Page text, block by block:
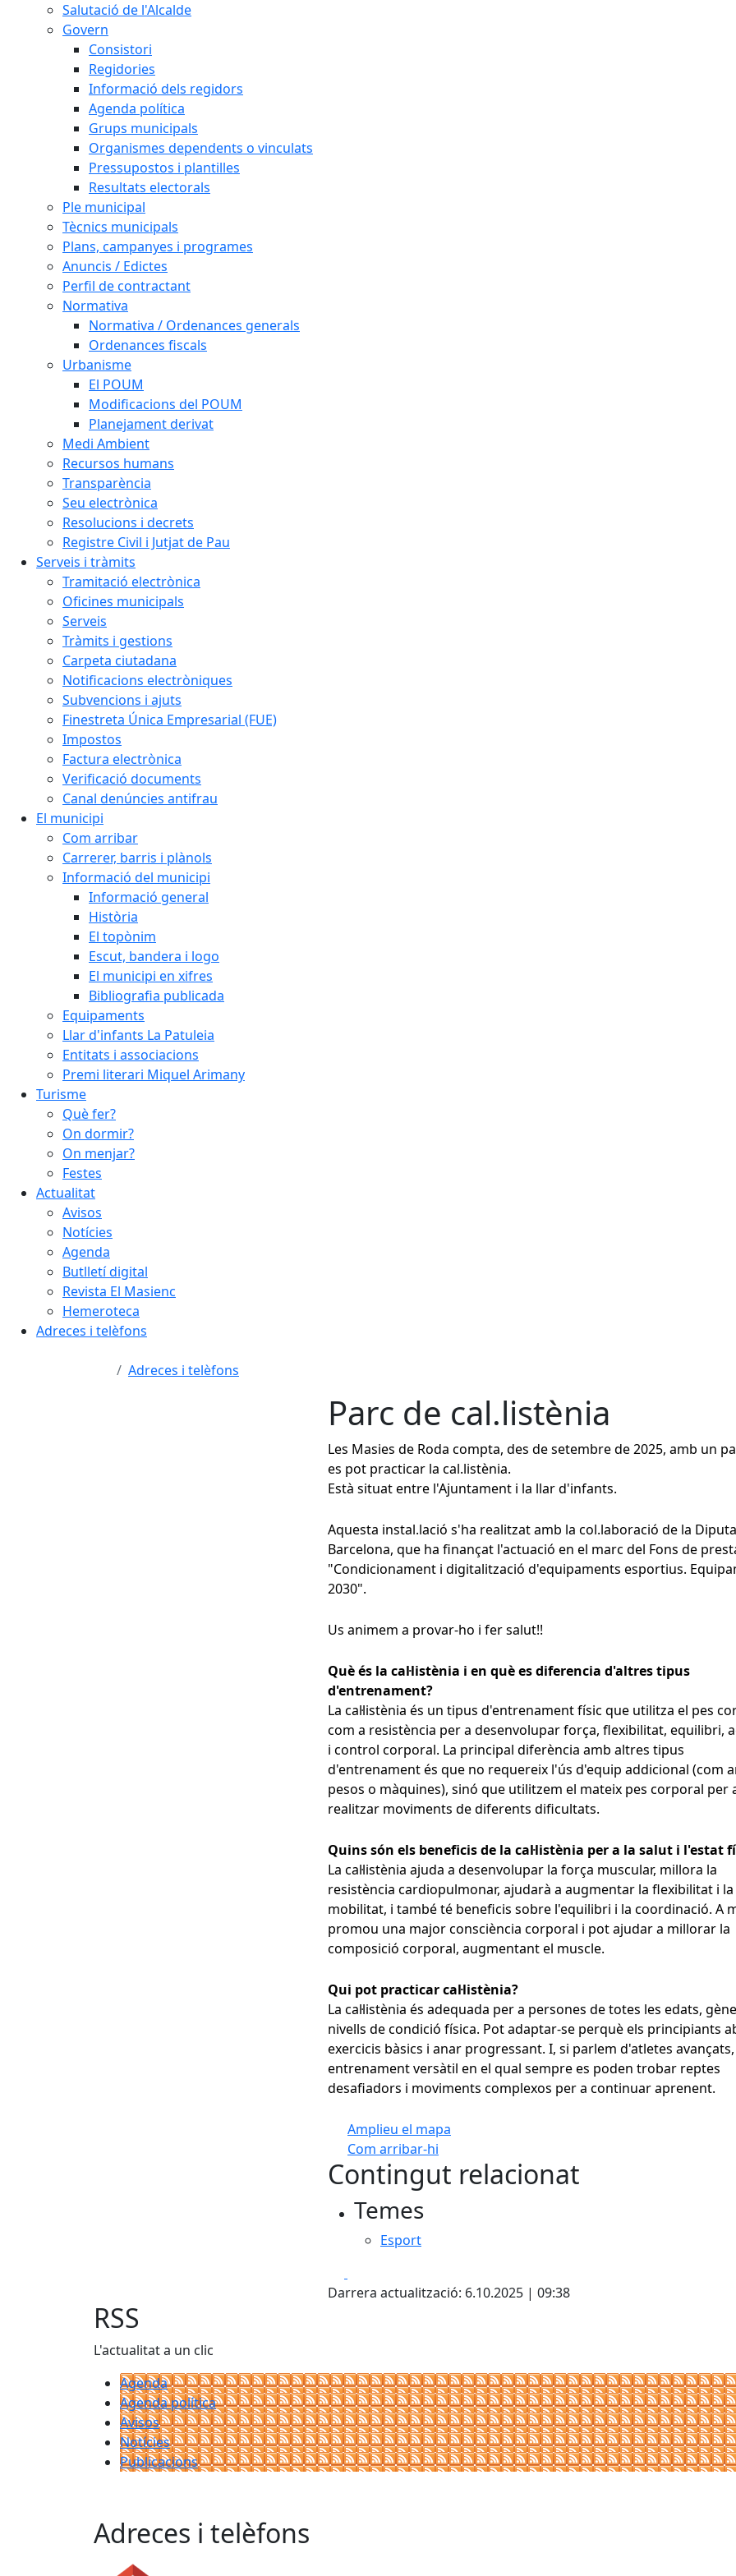
Salutació de l'Alcalde
Govern
Consistori
Regidories
Informació dels regidors
Agenda política
Grups municipals
Organismes dependents o vinculats
Pressupostos i plantilles
Resultats electorals
Ple municipal
Tècnics municipals
Plans, campanyes i programes
Anuncis / Edictes
Perfil de contractant
Normativa
Normativa / Ordenances generals
Ordenances fiscals
Urbanisme
El POUM
Modificacions del POUM
Planejament derivat
Medi Ambient
Recursos humans
Transparència
Seu electrònica
Resolucions i decrets
Registre Civil i Jutjat de Pau
Serveis i tràmits
Tramitació electrònica
Oficines municipals
Serveis
Tràmits i gestions
Carpeta ciutadana
Notificacions electròniques
Subvencions i ajuts
Finestreta Única Empresarial (FUE)
Impostos
Factura electrònica
Verificació documents
Canal denúncies antifrau
El municipi
Com arribar
Carrerer, barris i plànols
Informació del municipi
Informació general
Història
El topònim
Escut, bandera i logo
El municipi en xifres
Bibliografia publicada
Equipaments
Llar d'infants La Patuleia
Entitats i associacions
Premi literari Miquel Arimany
Turisme
Què fer?
On dormir?
On menjar?
Festes
Actualitat
Avisos
Notícies
Agenda
Butlletí digital
Revista El Masienc
Hemeroteca
Adreces i telèfons
Adreces i telèfons
Parc de cal.listènia
Les Masies de Roda compta, des de setembre de 2025, amb un
es pot practicar la cal.listènia.
Està situat entre l'Ajuntament i la llar d'infants.
Aquesta instal.lació s'ha realitzat amb la col.laboració de la
Barcelona, que ha finançat l'actuació en el marc del Fons de
"Condicionament i digitalització d'equipaments esportius.
2030".
Us animem a provar-ho i fer salut!!
Què és la cal·listènia i en què es diferencia d'altres tipus
d'entrenament?
La cal·listènia és un tipus d'entrenament físic que utilitza el pes
com a resistència per a desenvolupar força, flexibilitat, equilibri,
i control corporal. La principal diferència amb altres tipus
d'entrenament és que no requereix l'ús d'equip addicional (com
pesos o màquines), sinó que utilitzem el mateix pes corporal per
realitzar moviments de diferents dificultats.
Quins són els beneficis de la cal·listènia per a la salut i l'estat
La cal·listènia ajuda a desenvolupar la força muscular, millora la
resistència cardiopulmonar, ajudarà a augmentar la flexibilitat i la
mobilitat, i també té beneficis sobre l'equilibri i la coordinació. A
promou una major consciència corporal i pot ajudar a millorar la
composició corporal, augmentant el muscle.
Qui pot practicar cal·listènia?
La cal·listènia és adequada per a persones de totes les edats,
nivells de condició física. Pot adaptar-se perquè els principiants
exercicis bàsics i anar progressant. I, si parlem d'atletes
entrenament versàtil en el qual sempre es poden trobar reptes
desafiadors i moviments complexos per a continuar aprenent.
Amplieu el mapa
Com arribar-hi
+
−
Contingut relacionat
Temes
Esport
Darrera actualització: 6.10.2025 | 09:38
RSS
L'actualitat a un clic
Agenda
Agenda política
Avisos
Notícies
Publicacions
Adreces i telèfons